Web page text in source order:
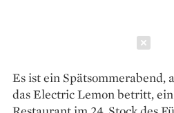
Es ist ein Spätsommerabend,
das Electric Lemon betritt, ein